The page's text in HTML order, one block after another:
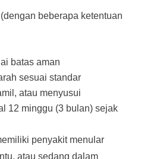
beberapa ketentuan
batas aman
sesuai standar
atau menyusui
12 minggu (3 bulan) sejak
penyakit menular
atau sedang dalam